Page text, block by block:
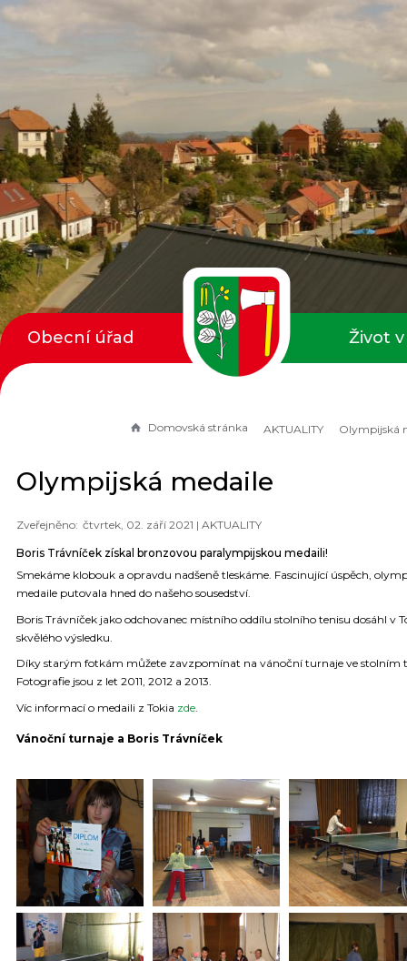
Domovská stránka AKTUALITY Olympijská
Olympijská medaile
čtvrtek, 02. září 2021 | AKTUALITY
Boris Trávníček získal bronzovou paralympijskou medaili!
Smekáme klobouk a opravdu nadšeně tleskáme. Fascinující úspěch,
medaile putovala hned do našeho sousedství.
Boris Trávníček jako odchovanec místního oddílu stolního tenisu dosáhl v
skvělého výsledku.
Díky starým fotkám můžete zavzpomínat na vánoční turnaje ve stolním
Fotografie jsou z let 2011, 2012 a 2013.
Víc informací o medaili z Tokia zde
Vánoční turnaje a Boris Trávníček
Obecní úřad Život